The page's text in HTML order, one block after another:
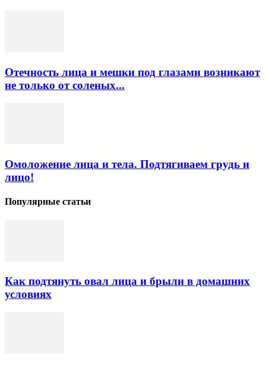
Отечность лица и мешки под глазами возникают
не только от соленых...
Омоложение лица и тела. Подтягиваем грудь и
лицо!
Популярные статьи
Как подтянуть овал лица и брыли в домашних
условиях